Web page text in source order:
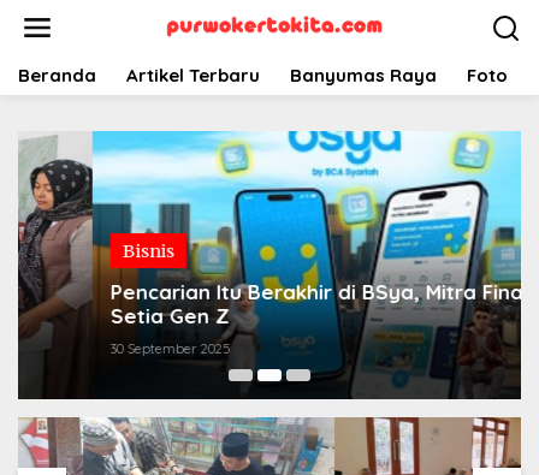
Beranda Artikel Terbaru Banyumas Raya Foto
Bisnis
Pencarian Itu Berakhir di BSya, Mitra Finansial
Setia Gen Z
30 September 2025